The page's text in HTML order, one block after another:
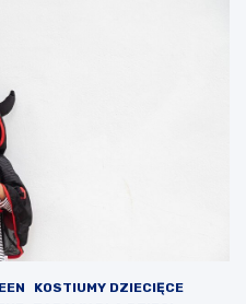
KOSTIUMY DZIECIĘCE